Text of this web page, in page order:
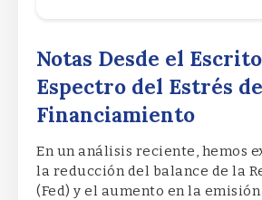
Notas Desde el
Espectro del Estrés de
Financiamiento
En un análisis reciente, hemos
la reducción del balance de la
(Fed) y el aumento en la